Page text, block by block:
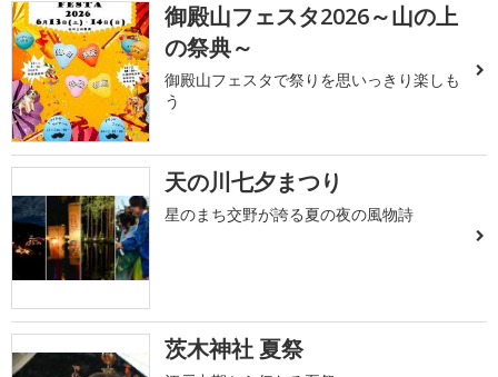
御殿山フェスタ2026～山の上
の祭典～
御殿山フェスタで祭りを思いっきり楽しも
う
天の川七夕まつり
星のまち交野が誇る夏の夜の風物詩
茨木神社 夏祭